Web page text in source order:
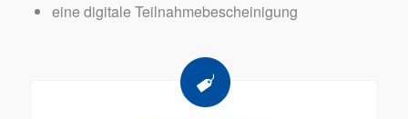
eine digitale Teilnahmebescheinigung